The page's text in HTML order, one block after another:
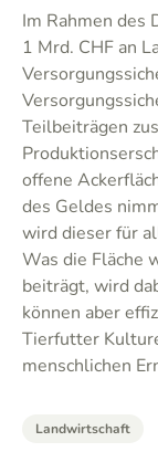
Im Rahmen des
1 Mrd. CHF an
Teilbeiträgen
offene
des Geldes
wird dieser für
Was die Fläche
beiträgt, wird
können aber
Tierfutter
menschlichen
Landwirtschaft